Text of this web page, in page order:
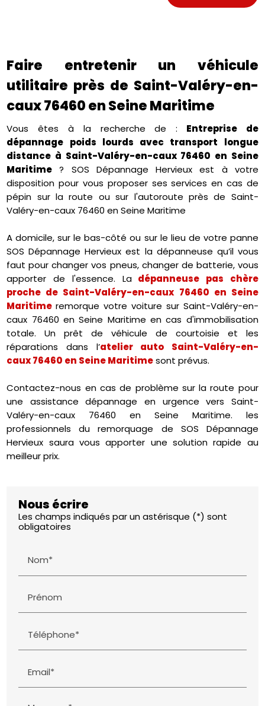
Faire entretenir un véhicule
utilitaire près de Saint-Valéry-en-
caux 76460 en Seine Maritime
Vous êtes à la recherche de : Entreprise de
dépannage poids lourds avec transport longue
distance à Saint-Valéry-en-caux 76460 en Seine
Maritime ? SOS Dépannage Hervieux est à votre
disposition pour vous proposer ses services en cas de
pépin sur la route ou sur l'autoroute près de Saint-
Valéry-en-caux 76460 en Seine Maritime
A domicile, sur le bas-côté ou sur le lieu de votre panne
SOS Dépannage Hervieux est la dépanneuse qu’il vous
faut pour changer vos pneus, changer de batterie, vous
apporter de l'essence. Ladépanneuse pas chère
proche de Saint-Valéry-en-caux 76460 en Seine
Maritime remorque votre voiture sur Saint-Valéry-en-
caux 76460 en Seine Maritime en cas d'immobilisation
totale. Un prêt de véhicule de courtoisie et les
réparations dans l’atelier auto Saint-Valéry-en-
caux 76460 en Seine Maritimesont prévus.
Contactez-nous en cas de problème sur la route pour
une assistance dépannage en urgence vers Saint-
Valéry-en-caux 76460 en Seine Maritime. les
professionnels du remorquage de SOS Dépannage
Hervieux saura vous apporter une solution rapide au
meilleur prix.
Nous écrire
Les champs indiqués par un astérisque (*) sont
obligatoires
Nom*
Prénom
Téléphone*
Email*